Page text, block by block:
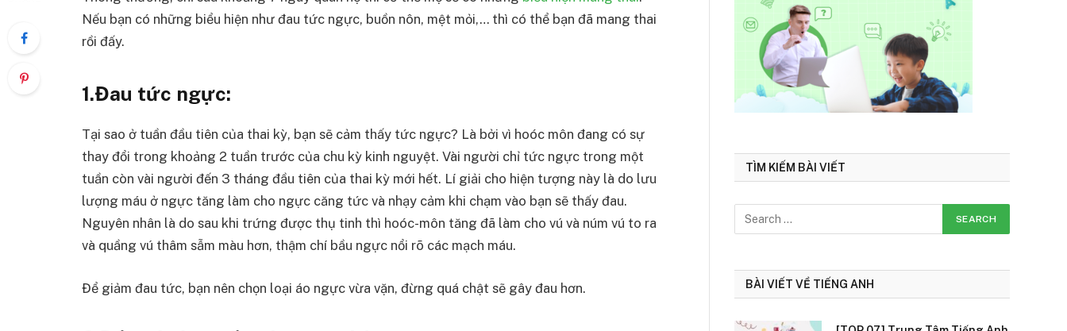
Nếu bạn có những biểu hiện như đau tức ngực, buồn nôn, mệt mỏi,… thì có thể bạn đã mang thai
rồi đấy.
1.Đau tức ngực:
Tại sao ở tuần đầu tiên của thai kỳ, bạn sẽ cảm thấy tức ngực? Là bởi vì hoóc môn đang có sự
thay đổi trong khoảng 2 tuần trước của chu kỳ kinh nguyệt. Vài người chỉ tức ngực trong một
tuần còn vài người đến 3 tháng đầu tiên của thai kỳ mới hết. Lí giải cho hiện tượng này là do lưu
lượng máu ở ngực tăng làm cho ngực căng tức và nhạy cảm khi chạm vào bạn sẽ thấy đau.
Nguyên nhân là do sau khi trứng được thụ tinh thì hoóc-môn tăng đã làm cho vú và núm vú to ra
và quầng vú thâm sẫm màu hơn, thậm chí bầu ngực nổi rõ các mạch máu.
Để giảm đau tức, bạn nên chọn loại áo ngực vừa vặn, đừng quá chật sẽ gây đau hơn.
TÌM KIẾM BÀI VIẾT
BÀI VIẾT VỀ TIẾNG ANH